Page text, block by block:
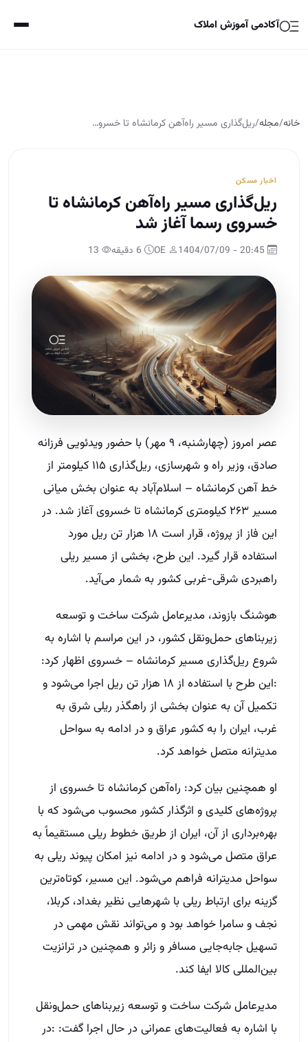
آکادمی آموزش املاک
خانه/مجله/ریل‌گذاری مسیر راه‌آهن کرمانشاه تا خسرو…
اخبار مسکن
ریل‌گذاری مسیر راه‌آهن کرمانشاه تا
خسروی رسما آغاز شد
عصر امروز (چهارشنبه، ۹ مهر) با حضور ویدئویی فرزانه
صادق، وزیر راه و شهرسازی، ریل‌گذاری ۱۱۵ کیلومتر از
خط آهن کرمانشاه – اسلام‌آباد به عنوان بخش میانی
مسیر ۲۶۳ کیلومتری کرمانشاه تا خسروی آغاز شد. در
این فاز از پروژه، قرار است ۱۸ هزار تن ریل مورد
استفاده قرار گیرد. این طرح، بخشی از مسیر ریلی
راهبردی شرقی-غربی کشور به شمار می‌آید.
هوشنگ بازوند، مدیرعامل شرکت ساخت و توسعه
زیربناهای حمل‌ونقل کشور، در این مراسم با اشاره به
شروع ریل‌گذاری مسیر کرمانشاه – خسروی اظهار کرد:
:این طرح با استفاده از ۱۸ هزار تن ریل اجرا می‌شود و
تکمیل آن به عنوان بخشی از راهگذر ریلی شرق به
غرب، ایران را به کشور عراق و در ادامه به سواحل
مدیترانه متصل خواهد کرد.
او همچنین بیان کرد: راه‌آهن کرمانشاه تا خسروی از
پروژه‌های کلیدی و اثرگذار کشور محسوب می‌شود که با
بهره‌برداری از آن، ایران از طریق خطوط ریلی مستقیماً به
عراق متصل می‌شود و در ادامه نیز امکان پیوند ریلی به
سواحل مدیترانه فراهم می‌شود. این مسیر، کوتاه‌ترین
گزینه برای ارتباط ریلی با شهرهایی نظیر بغداد، کربلا،
نجف و سامرا خواهد بود و می‌تواند نقش مهمی در
تسهیل جابه‌جایی مسافر و زائر و همچنین در ترانزیت
بین‌المللی کالا ایفا کند.
مدیرعامل شرکت ساخت و توسعه زیربناهای حمل‌ونقل
با اشاره به فعالیت‌های عمرانی در حال اجرا گفت: :در